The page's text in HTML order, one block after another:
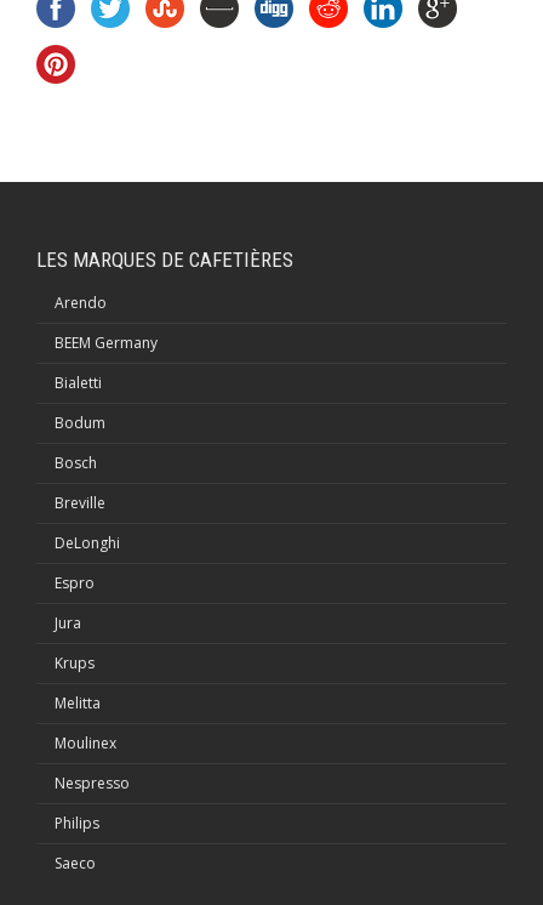
LES MARQUES DE CAFETIÈRES
Arendo
BEEM Germany
Bialetti
Bodum
Bosch
Breville
DeLonghi
Espro
Jura
Krups
Melitta
Moulinex
Nespresso
Philips
Saeco